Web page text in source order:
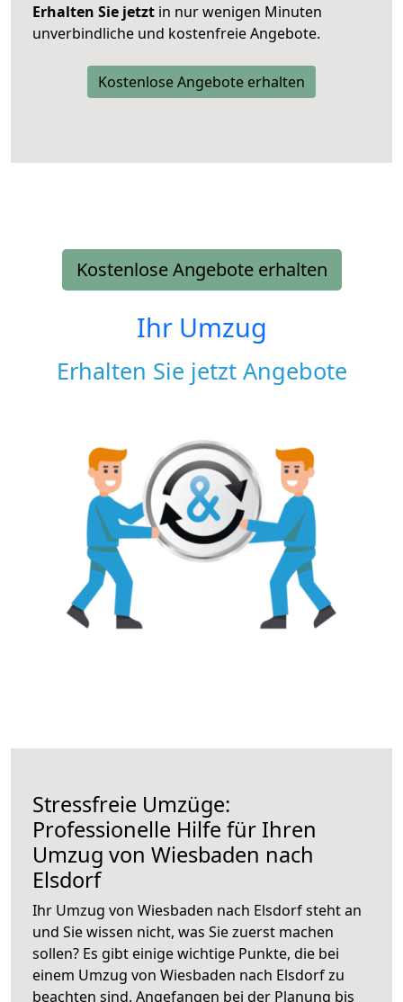
Erhalten Sie jetzt in nur wenigen Minuten
unverbindliche und kostenfreie Angebote.
Kostenlose Angebote erhalten
Kostenlose Angebote erhalten
Ihr Umzug
Erhalten Sie jetzt Angebote
Stressfreie Umzüge:
Professionelle Hilfe für Ihren
Umzug von Wiesbaden nach
Elsdorf
Ihr Umzug von Wiesbaden nach Elsdorf steht an
und Sie wissen nicht, was Sie zuerst machen
sollen? Es gibt einige wichtige Punkte, die bei
einem Umzug von Wiesbaden nach Elsdorf zu
beachten sind. Angefangen bei der Planung bis